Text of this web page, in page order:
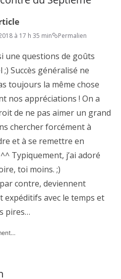
à 17 h 35 min Permalien
une questions de goûts
Succès généralisé ne
toujours la même chose
nos appréciations ! On a
de ne pas aimer un grand
chercher forcément à
et à se remettre en
Typiquement, j’ai adoré
toi moins. ;)
contre, deviennent
expéditifs avec le temps et
pires…